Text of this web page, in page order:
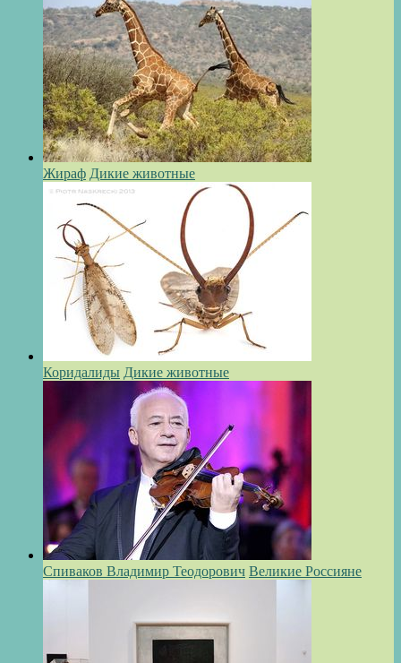
Жираф Дикие животные
Коридалиды Дикие животные
Спиваков Владимир Теодорович Великие Россияне